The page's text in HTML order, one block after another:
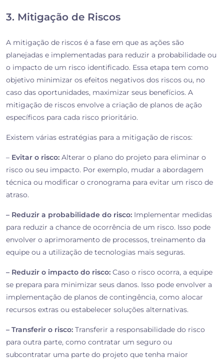
3. Mitigação de Riscos
A mitigação de riscos é a fase em que as ações são
planejadas e implementadas para reduzir a probabilidade ou
o impacto de um risco identificado. Essa etapa tem como
objetivo minimizar os efeitos negativos dos riscos ou, no
caso das oportunidades, maximizar seus benefícios. A
mitigação de riscos envolve a criação de planos de ação
específicos para cada risco prioritário.
Existem várias estratégias para a mitigação de riscos:
– Evitar o risco: Alterar o plano do projeto para eliminar o
risco ou seu impacto. Por exemplo, mudar a abordagem
técnica ou modificar o cronograma para evitar um risco de
atraso.
– Reduzir a probabilidade do risco: Implementar medidas
para reduzir a chance de ocorrência de um risco. Isso pode
envolver o aprimoramento de processos, treinamento da
equipe ou a utilização de tecnologias mais seguras.
– Reduzir o impacto do risco: Caso o risco ocorra, a equipe
se prepara para minimizar seus danos. Isso pode envolver a
implementação de planos de contingência, como alocar
recursos extras ou estabelecer soluções alternativas.
– Transferir o risco: Transferir a responsabilidade do risco
para outra parte, como contratar um seguro ou
subcontratar uma parte do projeto que tenha maior